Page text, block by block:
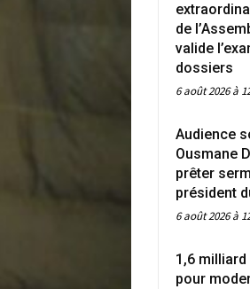
de
valide
dossiers
6 août 2026 à
Audience
Ousmane
prêter
président
6 août 2026 à
1,6 milliard
pour